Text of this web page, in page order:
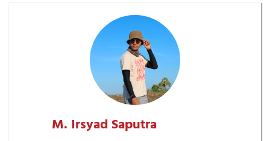
M. Irsyad Saputra